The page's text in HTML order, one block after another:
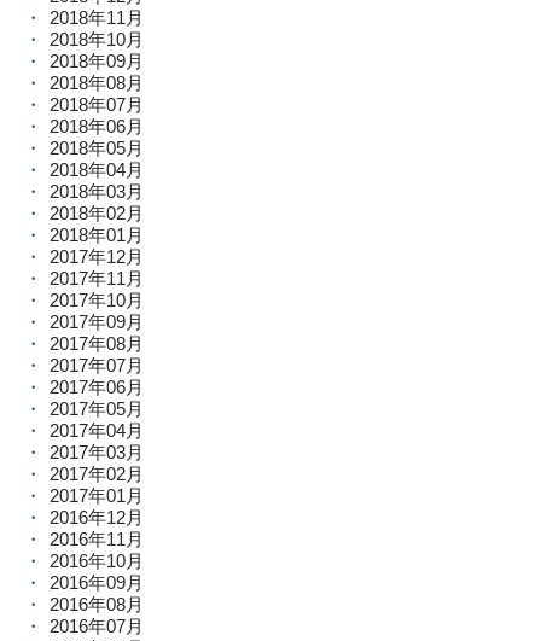
2018年11月
2018年10月
2018年09月
2018年08月
2018年07月
2018年06月
2018年05月
2018年04月
2018年03月
2018年02月
2018年01月
2017年12月
2017年11月
2017年10月
2017年09月
2017年08月
2017年07月
2017年06月
2017年05月
2017年04月
2017年03月
2017年02月
2017年01月
2016年12月
2016年11月
2016年10月
2016年09月
2016年08月
2016年07月